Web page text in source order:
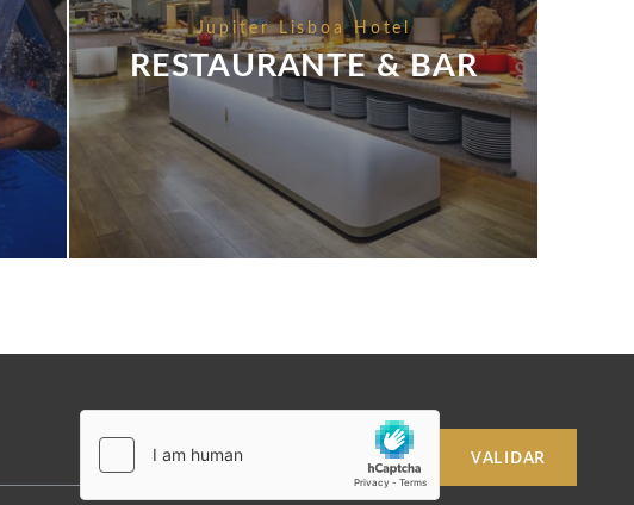
Jupiter Lisboa Hotel
RESTAURANTE & BAR
VALIDAR